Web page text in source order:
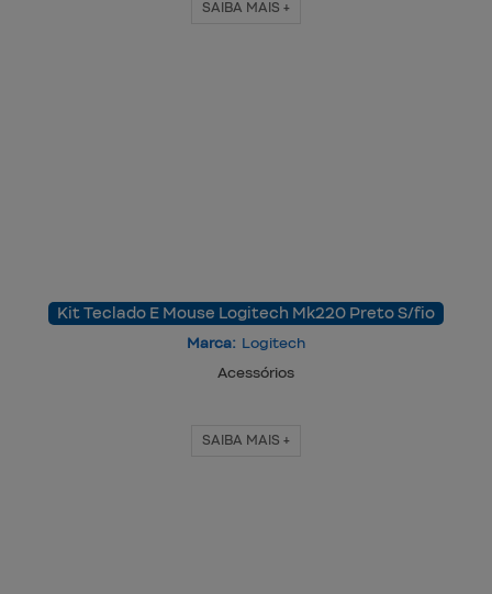
SAIBA MAIS +
Kit Teclado E Mouse Logitech Mk220 Preto S/fio
Marca: Logitech
Acessórios
SAIBA MAIS +